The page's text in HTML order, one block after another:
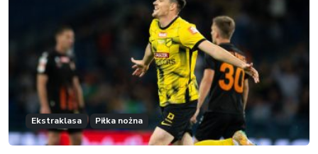
Ekstraklasa Piłka nożna